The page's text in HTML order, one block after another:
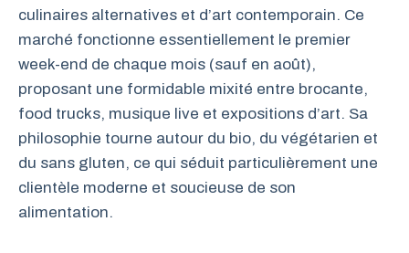
culinaires alternatives et d’art contemporain. Ce
marché fonctionne essentiellement le premier
week-end de chaque mois (sauf en août),
proposant une formidable mixité entre brocante,
food trucks, musique live et expositions d’art. Sa
philosophie tourne autour du bio, du végétarien et
du sans gluten, ce qui séduit particulièrement une
clientèle moderne et soucieuse de son
alimentation.